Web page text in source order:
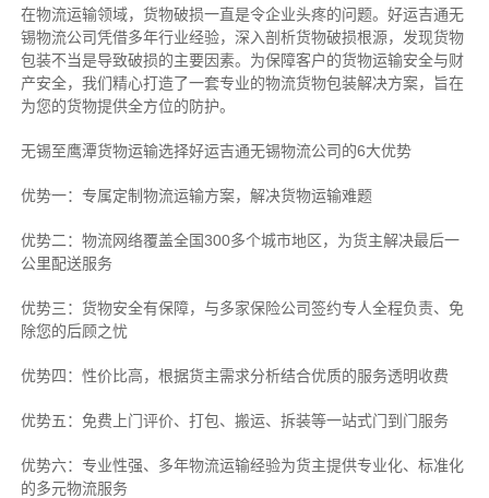
在物流运输领域，货物破损一直是令企业头疼的问题。好运吉通无
锡物流公司凭借多年行业经验，深入剖析货物破损根源，发现货物
包装不当是导致破损的主要因素。为保障客户的货物运输安全与财
产安全，我们精心打造了一套专业的物流货物包装解决方案，旨在
为您的货物提供全方位的防护。
无锡至鹰潭货物运输选择好运吉通无锡物流公司的6大优势
优势一：专属定制物流运输方案，解决货物运输难题
优势二：物流网络覆盖全国300多个城市地区，为货主解决最后一
公里配送服务
优势三：货物安全有保障，与多家保险公司签约专人全程负责、免
除您的后顾之忧
优势四：性价比高，根据货主需求分析结合优质的服务透明收费
优势五：免费上门评价、打包、搬运、拆装等一站式门到门服务
优势六：专业性强、多年物流运输经验为货主提供专业化、标准化
的多元物流服务